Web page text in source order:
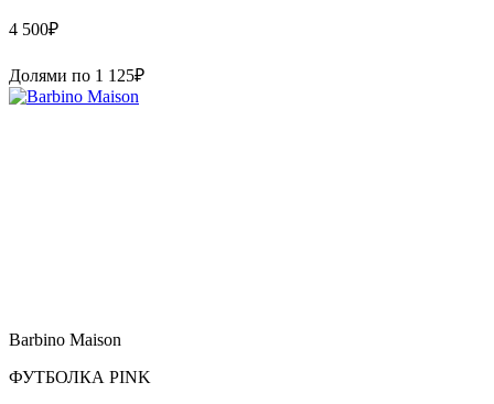
4 500₽
Долями по 1 125₽
Barbino Maison
ФУТБОЛКА PINK